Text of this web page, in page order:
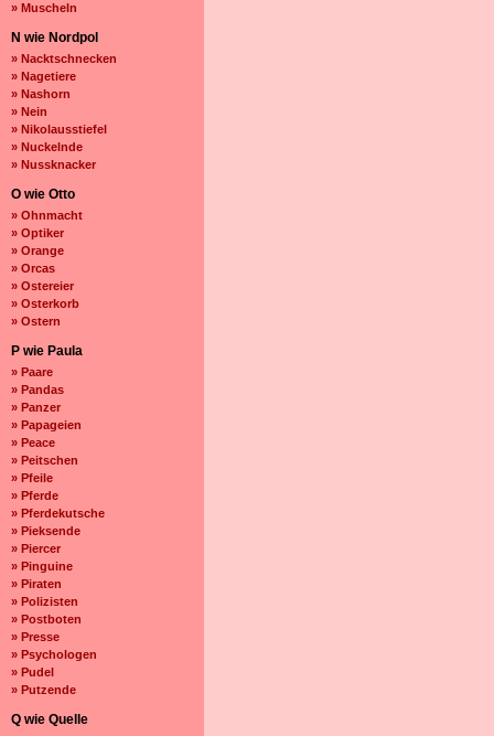
» Muscheln
N wie Nordpol
» Nacktschnecken
» Nagetiere
» Nashorn
» Nein
» Nikolausstiefel
» Nuckelnde
» Nussknacker
O wie Otto
» Ohnmacht
» Optiker
» Orange
» Orcas
» Ostereier
» Osterkorb
» Ostern
P wie Paula
» Paare
» Pandas
» Panzer
» Papageien
» Peace
» Peitschen
» Pfeile
» Pferde
» Pferdekutsche
» Pieksende
» Piercer
» Pinguine
» Piraten
» Polizisten
» Postboten
» Presse
» Psychologen
» Pudel
» Putzende
Q wie Quelle